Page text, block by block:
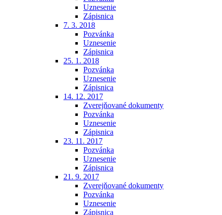
Uznesenie
Zápisnica
7. 3. 2018
Pozvánka
Uznesenie
Zápisnica
25. 1. 2018
Pozvánka
Uznesenie
Zápisnica
14. 12. 2017
Zverejňované dokumenty
Pozvánka
Uznesenie
Zápisnica
23. 11. 2017
Pozvánka
Uznesenie
Zápisnica
21. 9. 2017
Zverejňované dokumenty
Pozvánka
Uznesenie
Zápisnica